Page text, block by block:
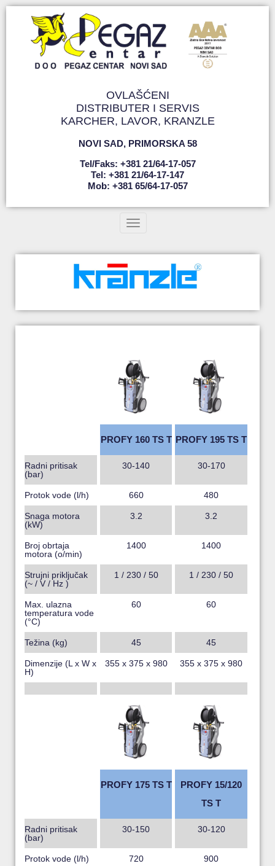
OVLAŠĆENI
DISTRIBUTER I SERVIS
KARCHER, LAVOR, KRANZLE
NOVI SAD, PRIMORSKA 58
Tel/faks: +381 21/64-17-057
Tel: +381 21/64-17-147
Mob: +381 65/64-17-057
Toggle navigation
PROFY 160 TS T PROFY 195 TS T
Radni pritisak
(bar)
30-140 30-170
Protok vode (l/h) 660 480
Snaga motora
(kW)
3.2 3.2
Broj obrtaja
motora (o/min)
1400 1400
Strujni priključak
(~ / V / Hz )
1 / 230 / 50 1 / 230 / 50
Max. ulazna
temperatura vode
(°C)
60 60
Težina (kg) 45 45
Dimenzije (L x W x
H)
355 x 375 x 980 355 x 375 x 980
PROFY 175 TS T
PROFY 15/120
TS T
Radni pritisak
(bar)
30-150 30-120
Protok vode (l/h) 720 900